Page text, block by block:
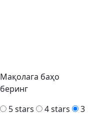
Мақолага баҳо
беринг
5 stars
4 stars
3